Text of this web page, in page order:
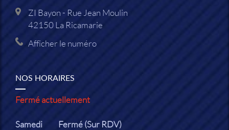
ZI Bayon - Rue Jean Moulin
42150La Ricamarie
Afficher le numéro
NOS HORAIRES
Fermé actuellement
Samedi
Fermé (Sur RDV)